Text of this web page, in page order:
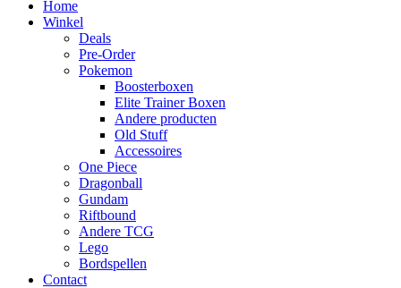
Home
Winkel
Deals
Pre-Order
Pokemon
Boosterboxen
Elite Trainer Boxen
Andere producten
Old Stuff
Accessoires
One Piece
Dragonball
Gundam
Riftbound
Andere TCG
Lego
Bordspellen
Contact